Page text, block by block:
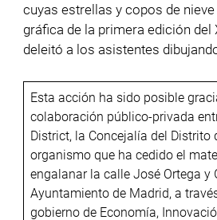
cuyas estrellas y copos de
gráfica de la primera edición del
deleitó a los asistentes
Esta acción ha sido posible
colaboración público-privada
District, la Concejalía del Distrito
organismo que ha cedido el
engalanar la calle José Ortega y
Ayuntamiento de Madrid, a
gobierno de Economía,